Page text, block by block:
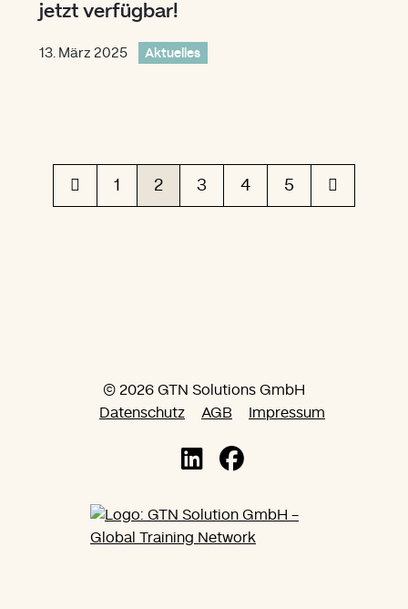
jetzt verfügbar!
13. März 2025 Aktuelles
1 2 3 4 5
© 2026 GTN Solutions GmbH
Datenschutz
AGB Impressum